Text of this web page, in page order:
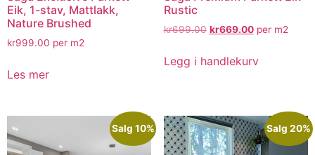
Eik, 1-stav, Mattlakk,
Nature Brushed
kr999.00 per m2
Les mer
Rustic
kr699.00 kr669.00per m2
Legg i handlekurv
Salg 10% Salg 20%